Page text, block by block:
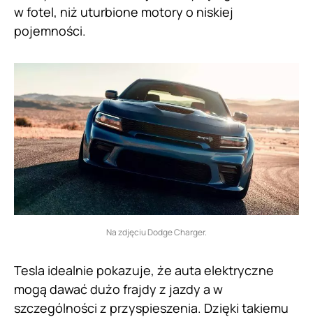
w fotel, niż uturbione motory o niskiej
pojemności.
Na zdjęciu Dodge Charger.
Tesla idealnie pokazuje, że auta elektryczne
mogą dawać dużo frajdy z jazdy a w
szczególności z przyspieszenia. Dzięki takiemu